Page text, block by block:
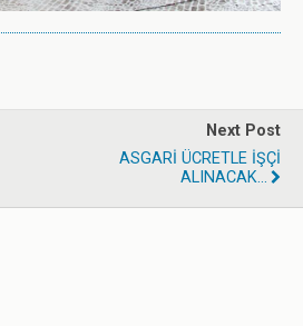
Next Post
ASGARİ ÜCRETLE İŞÇİ
ALINACAK...